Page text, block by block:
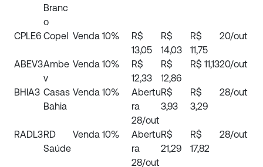
Branc
o
CPLE6 Copel Venda 10%
R$
13,05
R$
14,03
R$
11,75
20/out
ABEV3Ambe
v
Venda 10%
R$
12,33
R$
12,86
R$ 11,1320/out
BHIA3 Casas
Bahia
Venda 10%
Abertu
ra
28/out
R$
3,93
R$
3,29
28/out
RADL3RD
Saúde
Venda 10%
Abertu
ra
28/out
R$
21,29
R$
17,82
28/out